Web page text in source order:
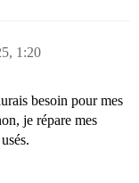
1:20
besoin pour mes
je répare mes